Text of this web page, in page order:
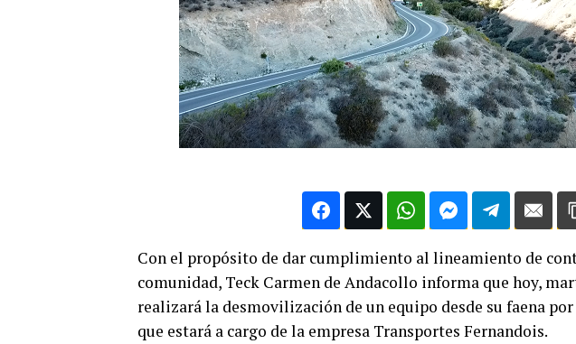
Con el propósito de dar cumplimiento al lineamiento de
comunidad, Teck Carmen de Andacollo informa que hoy,
realizará la desmovilización de un equipo desde su faena
que estará a cargo de la empresa Transportes Fernandois.